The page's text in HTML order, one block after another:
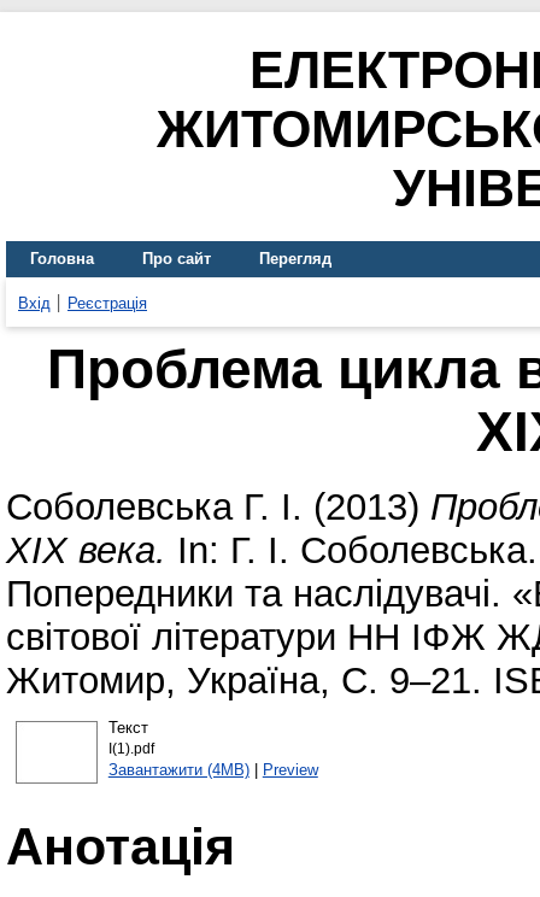
Головна Про сайт Перегляд
Вхід Реєстрація
Проблема цикла
Соболевська Г. І. (2013)
ХІХ века. In: Г. І.
Попередники та наслідувачі.
світової літератури НН ІФЖ
Житомир, Україна, С. 9–21.
Текст
І(1).pdf
Завантажити (4MB)| Preview
Анотація